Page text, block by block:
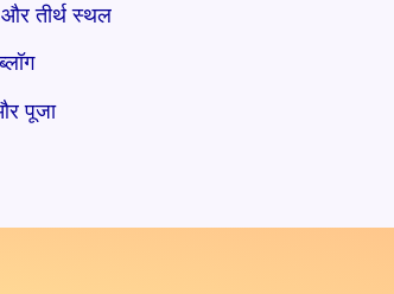
और तीर्थ स्थल
पूजा